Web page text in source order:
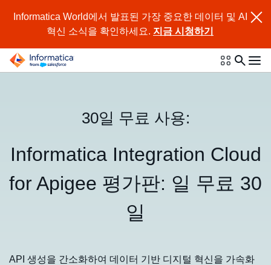
Informatica World에서 발표된 가장 중요한 데이터 및 AI
혁신 소식을 확인하세요. 지금 시청하기
30일 무료 사용:
Informatica Integration Cloud
for Apigee 평가판: 일 무료 30
일
API 생성을 간소화하여 데이터 기반 디지털 혁신을 가속화